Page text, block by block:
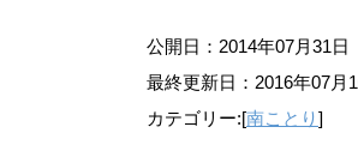
公開日：2014年07月31日
最終更新日： 2016年07月
カテゴリー:[南ことり]